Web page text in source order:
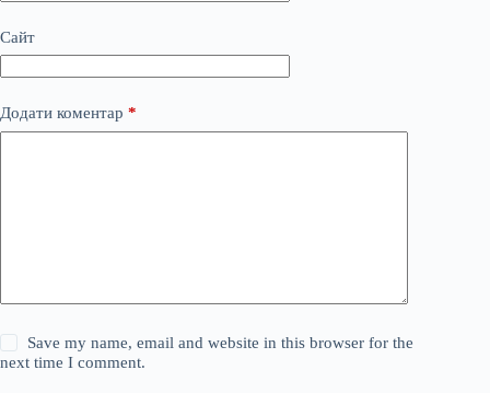
Сайт
Додати коментар *
Save my name, email and website in this browser for the
next time I comment.